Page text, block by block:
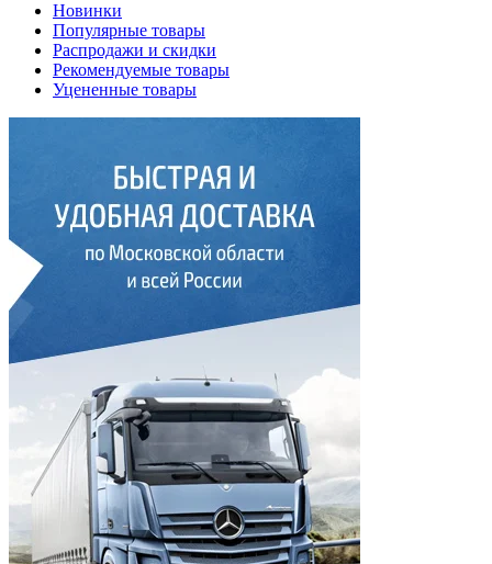
Новинки
Популярные товары
Распродажи и скидки
Рекомендуемые товары
Уцененные товары